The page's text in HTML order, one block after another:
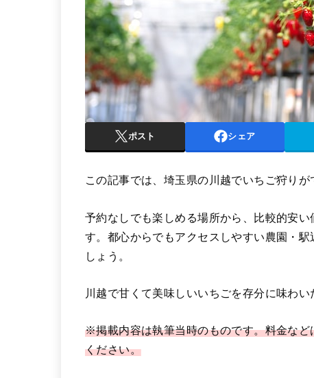
ポスト シェア
この記事では、埼玉県の川越でいちご狩り
予約なしでも楽しめる場所から、比較的安
す。都心からでもアクセスしやすい農園・
しょう。
川越で甘くて美味しいいちごを存分に味わい
※掲載内容は執筆当時のものです。料金な
ください。